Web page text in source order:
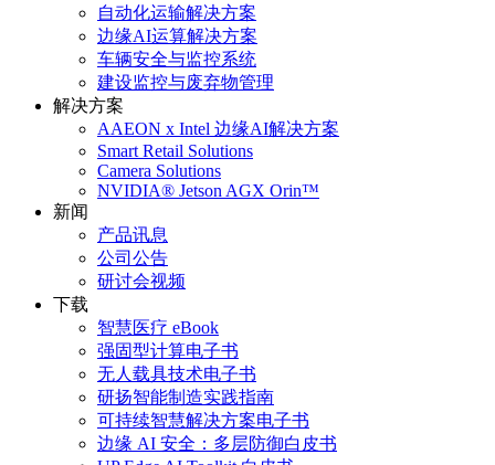
自动化运输解决方案
边缘AI运算解决方案
车辆安全与监控系统
建设监控与废弃物管理
解决方案
AAEON x Intel 边缘AI解决方案
Smart Retail Solutions
Camera Solutions
NVIDIA® Jetson AGX Orin™
新闻
产品讯息
公司公告
研讨会视频
下载
智慧医疗 eBook
强固型计算电子书
无人载具技术电子书
研扬智能制造实践指南
可持续智慧解决方案电子书
边缘 AI 安全：多层防御白皮书